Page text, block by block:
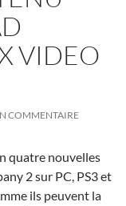
VIDEO
COMMENTAIRE
quatre nouvelles
2 sur PC, PS3 et
ils peuvent la